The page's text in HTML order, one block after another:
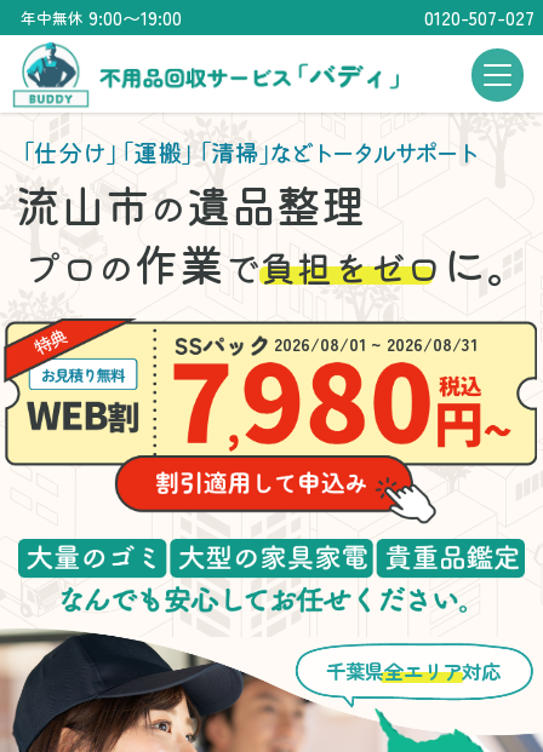
年中無休 9:00〜19:00 0120-507-027
「仕分け」「運搬」「清掃」などトータルサポート
流山市の遺品整理
プロの作業で負担をゼロ に。
2026/08/01 ~ 2026/08/31
千葉県全エリア対応